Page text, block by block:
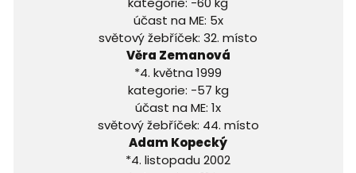
účast na ME: 5x
světový žebříček: 32. místo
Věra Zemanová
*4. května 1999
kategorie: -57 kg
účast na ME: 1x
světový žebříček: 44. místo
Adam Kopecký
*4. listopadu 2002